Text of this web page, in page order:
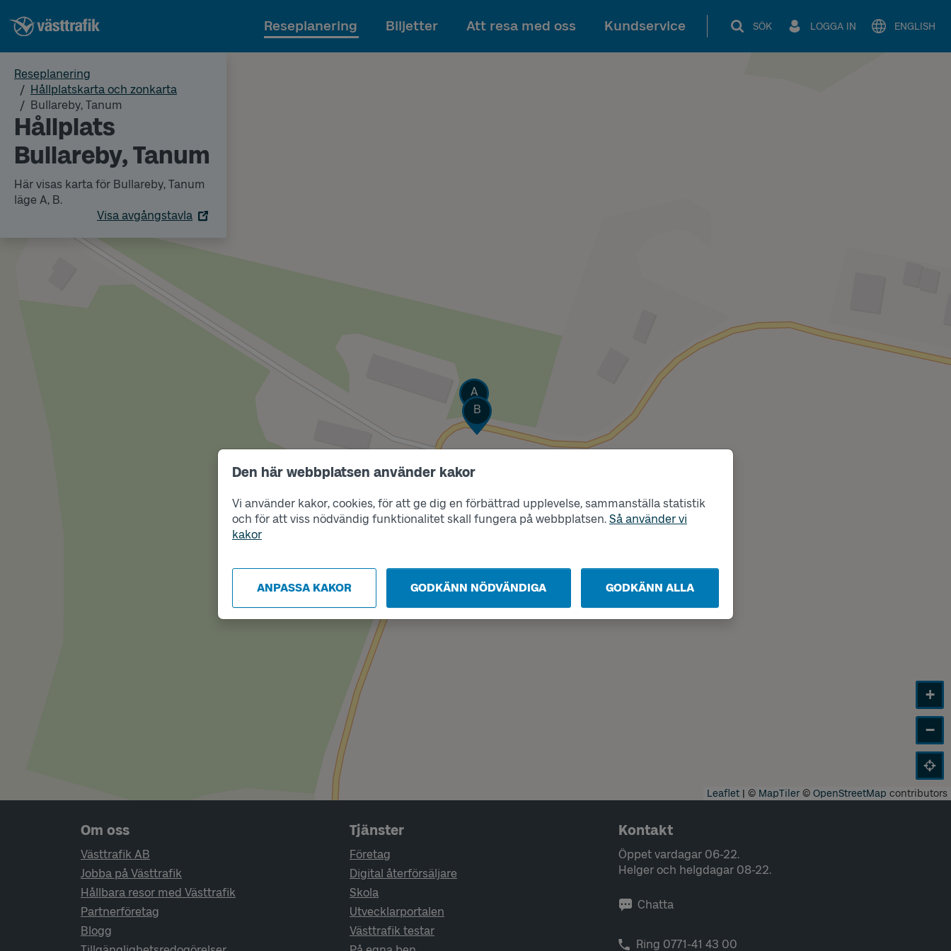
Den här webbplatsen använder kakor
Vi använder kakor, cookies, för att ge dig en förbättrad upplevelse, sammanställa statistik
och för att viss nödvändig funktionalitet skall fungera på webbplatsen. Så använder vi
kakor
ANPASSA KAKOR GODKÄNN NÖDVÄNDIGA GODKÄNN ALLA
Till innehållet
Reseplanering Biljetter Att resa med oss Kundservice SÖK LOGGA IN ENGLISH
Reseplanering
Hållplatskarta och zonkarta
Bullareby, Tanum
Hållplats
Bullareby, Tanum
Här visas karta för Bullareby, Tanum
läge A, B.
Visa avgångstavla
Läge
A
Läge
B
+
−
Leaflet | © MapTiler© OpenStreetMap contributors
Sidfotsnavigering
Om oss
Västtrafik AB
Jobba på Västtrafik
Hållbara resor med Västtrafik
Partnerföretag
Blogg
Tjänster
Företag
Digital återförsäljare
Skola
Utvecklarportalen
Västtrafik testar
Kontakt
Öppet vardagar 06-22.
Helger och helgdagar 08-22.
Chatta
Ring 0771-41 43 00